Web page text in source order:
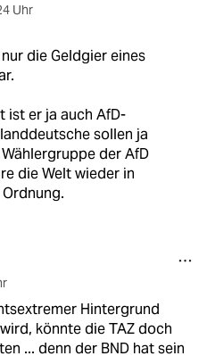
Uhr
die Geldgier eines
ist er ja auch AfD-
sollen ja
der AfD
die Welt wieder in
Hintergrund
könnte die TAZ doch
... denn der BND hat sein